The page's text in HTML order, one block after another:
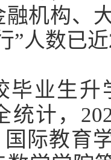
融机构、
”人数已
毕业生
统计，
国际教育